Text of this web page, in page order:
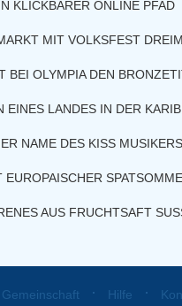
KLICKBARER ONLINE PFAD
MIT VOLKSFEST
BEI OLYMPIA DEN
EINES LANDES IN DER
NAME DES KISS
EUROPAISCHER
AUS FRUCHTSAFT
Gemeinschaft ⋅ Hilfe ⋅